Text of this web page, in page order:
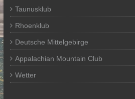
Taunusklub
Rhoenklub
Deutsche Mittelgebirge
Appalachian Mountain Club
Wetter